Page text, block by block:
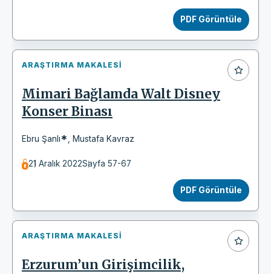
PDF Görüntüle
ARAŞTIRMA MAKALESI
Mimari Bağlamda Walt Disney
Konser Binası
Ebru Şanlı* Mustafa Kavraz
21 Aralık 2022Sayfa 57-67
PDF Görüntüle
ARAŞTIRMA MAKALESI
Erzurum’un Girişimcilik,